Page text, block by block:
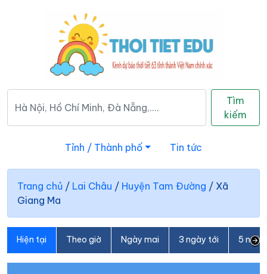
Tìm
kiếm
Tỉnh / Thành phố Tin tức
Trang chủ / Lai Châu / Huyện Tam Đường / Xã
Giang Ma
Hiện tại Theo giờ Ngày mai 3 ngày tới 5